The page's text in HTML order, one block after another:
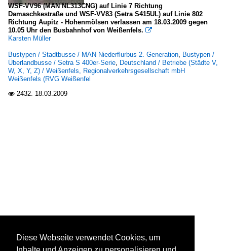
WSF-VV96 (MAN NL313CNG) auf Linie 7 Richtung
Damaschkestraße und WSF-VV83 (Setra S415UL) auf Linie 802
Richtung Aupitz - Hohenmölsen verlassen am 18.03.2009 gegen
10.05 Uhr den Busbahnhof von Weißenfels. 
Karsten Müller
Bustypen / Stadtbusse / MAN Niederflurbus 2. Generation, Bustypen /
Überlandbusse / Setra S 400er-Serie, Deutschland / Betriebe (Städte V,
W, X, Y, Z) / Weißenfels, Regionalverkehrsgesellschaft mbH
Weißenfels (RVG Weißenfel
 2432. 18.03.2009
Diese Webseite verwendet Cookies, um